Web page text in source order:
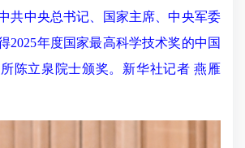
共中央总书记、国家主席、中央军委
2025年度国家最高科学技术奖的中国
陈立泉院士颁奖。新华社记者 燕雁